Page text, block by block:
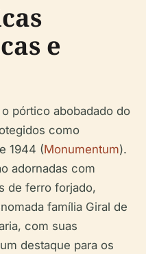
e
pórtico abobadado do
como
1944 (Monumentum).
adornadas com
de ferro forjado,
família Giral de
com suas
destaque para os